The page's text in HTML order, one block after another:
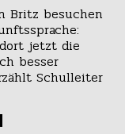
Britz besuchen
jetzt die
besser
Schulleiter